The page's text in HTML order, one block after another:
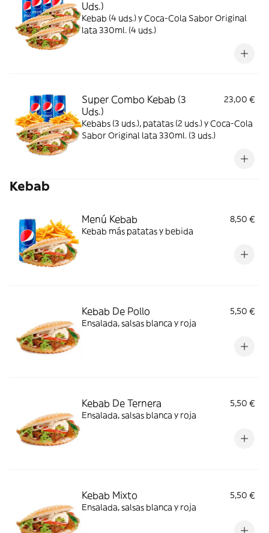
Uds.)
Kebab (4 uds.) y Coca-Cola Sabor Original
lata 330ml. (4 uds.)
Super Combo Kebab (3
Uds.)
23,00 €
Kebabs (3 uds.), patatas (2 uds.) y Coca-Cola
Sabor Original lata 330ml. (3 uds.)
Kebab
Menú Kebab
8,50 €
Kebab más patatas y bebida
Kebab De Pollo
5,50 €
Ensalada, salsas blanca y roja
Kebab De Ternera
5,50 €
Ensalada, salsas blanca y roja
Kebab Mixto
5,50 €
Ensalada, salsas blanca y roja